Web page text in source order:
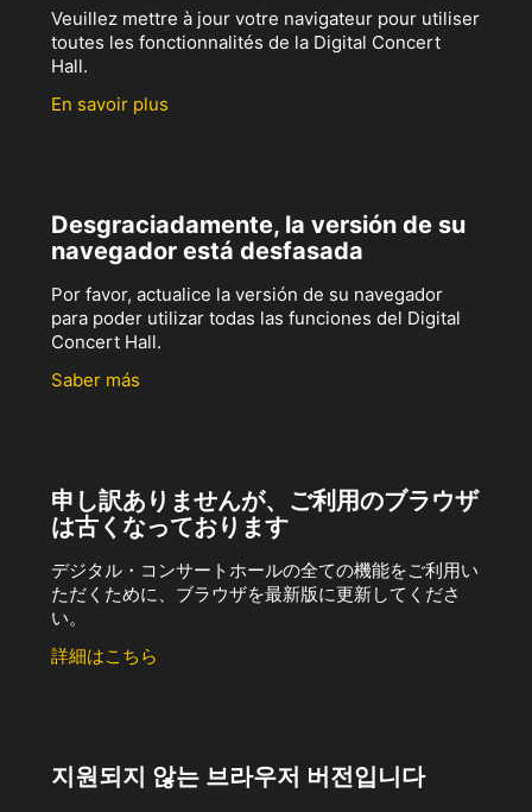
Veuillez mettre à jour votre navigateur pour utiliser
toutes les fonctionnalités de la Digital Concert
Hall.
En savoir plus
Desgraciadamente, la versión de su
navegador está desfasada
Por favor, actualice la versión de su navegador
para poder utilizar todas las funciones del Digital
Concert Hall.
Saber más
申し訳ありませんが、ご利用のブラウザ
は古くなっております
デジタル・コンサートホールの全ての機能をご利用い
ただくために、ブラウザを最新版に更新してくださ
い。
詳細はこちら
지원되지 않는 브라우저 버전입니다